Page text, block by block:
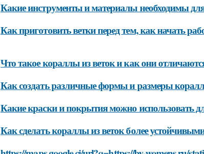
Какие инструменты и материалы необходимы
Как приготовить ветки перед тем, как начать
Что такое кораллы из веток и как они
Как создать различные формы и размеры
Какие краски и покрытия можно использовать
Как сделать кораллы из веток более